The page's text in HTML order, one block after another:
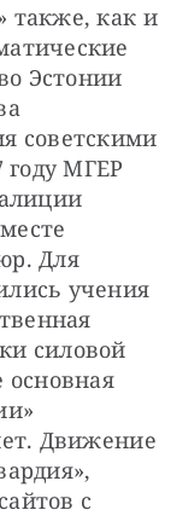
также, как и
Эстонии
советскими
году МГЕР
Для
учения
силовой
основная
Движение
с